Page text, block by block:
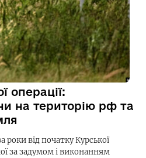
операції:
на територію рф та
роки від початку Курської
за задумом і виконанням